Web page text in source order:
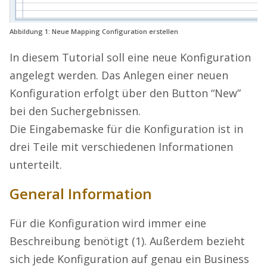
Abbildung 1: Neue Mapping Configuration erstellen
In diesem Tutorial soll eine neue Konfiguration
angelegt werden. Das Anlegen einer neuen
Konfiguration erfolgt über den Button “New”
bei den Suchergebnissen.
Die Eingabemaske für die Konfiguration ist in
drei Teile mit verschiedenen Informationen
unterteilt.
General Information
Für die Konfiguration wird immer eine
Beschreibung benötigt (1). Außerdem bezieht
sich jede Konfiguration auf genau ein Business